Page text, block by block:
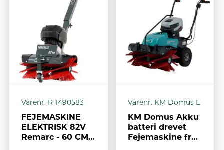
Varenr. R-1490583
FEJEMASKINE
ELEKTRISK 82V
Remarc - 60 CM
Varenr. KM Domus E
KM Domus Akku
batteri drevet
Fejemaskine fra